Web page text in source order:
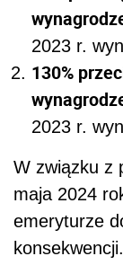
2023 r.
130%
2023 r.
W związku z
maja 2024
emeryturze